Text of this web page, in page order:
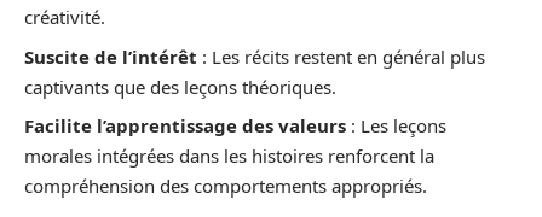
créativité.
Suscite de l’intérêt : Les récits restent en général plus
captivants que des leçons théoriques.
Facilite l’apprentissage des valeurs : Les leçons
morales intégrées dans les histoires renforcent la
compréhension des comportements appropriés.